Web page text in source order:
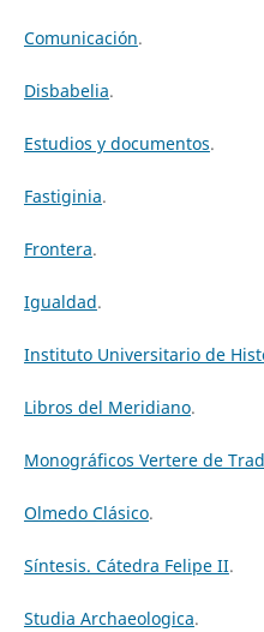
Comunicación.
Disbabelia.
Estudios y documentos.
Fastiginia.
Frontera.
Igualdad.
Instituto Universitario de
Libros del Meridiano.
Monográficos Vertere de
Olmedo Clásico.
Síntesis. Cátedra Felipe II.
Studia Archaeologica.